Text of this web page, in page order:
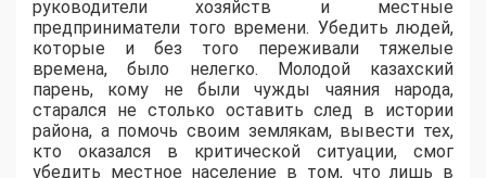
руководители хозяйств и местные
предприниматели того времени. Убедить людей,
которые и без того переживали тяжелые
времена, было нелегко. Молодой казахский
парень, кому не были чужды чаяния народа,
старался не столько оставить след в истории
района, а помочь своим землякам, вывести тех,
кто оказался в критической ситуации, смог
убедить местное население в том, что лишь в